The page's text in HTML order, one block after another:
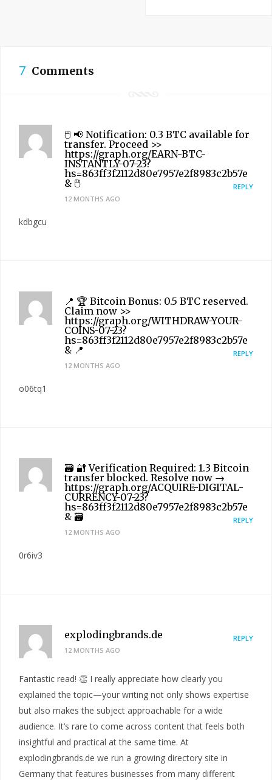
7 Comments
🖱 📢 Notification: 0.3 BTC available for
transfer. Proceed >>
https://graph.org/EARN-BTC-
INSTANTLY-07-23?
hs=863ff3f2112d80e7957e2f8983c2b57e
& 🖱
12 MONTHS AGO
REPLY
kdbgcu
📍 🏆 Bitcoin Bonus: 0.5 BTC reserved.
Claim now >>
https://graph.org/WITHDRAW-YOUR-
COINS-07-23?
hs=863ff3f2112d80e7957e2f8983c2b57e
& 📍
12 MONTHS AGO
REPLY
o06tq1
🗃 🔐 Verification Required: 1.3 Bitcoin
transfer blocked. Resolve now →
https://graph.org/ACQUIRE-DIGITAL-
CURRENCY-07-23?
hs=863ff3f2112d80e7957e2f8983c2b57e
& 🗃
12 MONTHS AGO
REPLY
0r6iv3
explodingbrands.de
12 MONTHS AGO
REPLY
Fantastic read! 👏 I really appreciate how clearly you
explained the topic—your writing not only shows expertise
but also makes the subject approachable for a wide
audience. It’s rare to come across content that feels both
insightful and practical at the same time. At
explodingbrands.de we run a growing directory site in
Germany that features businesses from many different